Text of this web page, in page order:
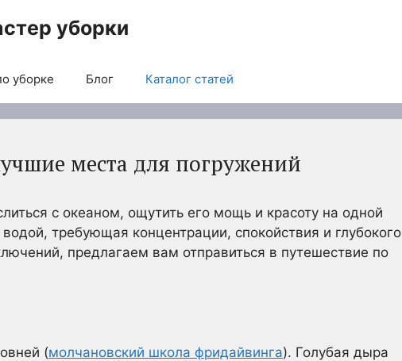
уборки
уборке Блог Каталог статей
места для погружений
с океаном, ощутить его мощь и красоту на одной
требующая концентрации, спокойствия и глубокого
предлагаем вам отправиться в путешествие по
(молчановский школа фридайвинга). Голубая дыра